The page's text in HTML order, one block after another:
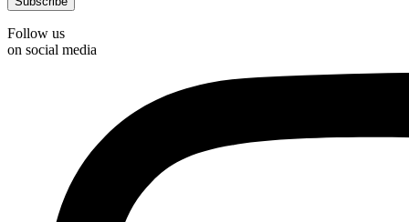
Follow us
on social media